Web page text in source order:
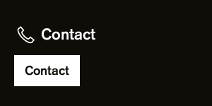
Contact
Contact